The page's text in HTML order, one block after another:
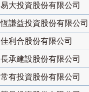
易大投資股份有限公司
恆謙益投資股份有限公司
佳利合股份有限公司
長承建設股份有限公司
常有投資股份有限公司